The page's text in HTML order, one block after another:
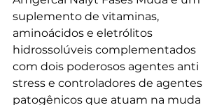
suplemento de vitaminas,
aminoácidos e eletrólitos
hidrossolúveis complementados
com dois poderosos agentes anti
stress e controladores de agentes
patogênicos que atuam na muda